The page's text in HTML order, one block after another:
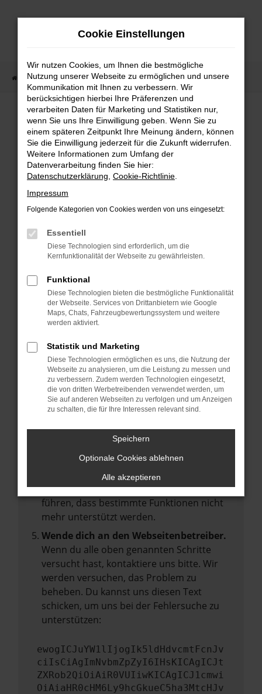
Zum
Startseite Fahrzeugangebote Fahrzeugmarkt
Fahrzeugmarkt
Fehler: Network Error
Beim Laden ist ein Fehler aufgetreten.
Hier sind ein paar Tipps, die dir helfen können:
Überprüfe deine Firewall und deine
Internetverbindung.
deine Suchmaschine?
Prüfe deine Browsererweiterungen.
Manche Erweiterungen, wie Werbeblocker,
können das Laden bestimmter Seiten
anderen Browser oder in einem privaten
Fenster?
Starte dein Gerät neu.
Das kann manchmal helfen,
vorübergehende Probleme zu beheben.
Stelle sicher, dass dein Browser und dein
Betriebssystem auf dem neuesten Stand
Veraltete Software birgt nicht nur ein
Sicherheitsrisiko, sondern kann auch dazu
führen, dass bestimmte Funktionen nicht
mehr unterstützt werden.
Wende dich an den Webseitenbetreiber.
Wenn du alle oben genannten Schritte
versucht hast, kontaktiere uns bitte. Wir
werden versuchen, das Problem zu
beheben. Du kannst uns diesen Text
schicken, um uns bei der Fehlersuche zu
unterstützen:
ewogICJuYW1lIjogIk5ldHdvcmtFcnJv
ciIsCiAgImNvbmZpZyI6IHsKICAgICJt
ZXRob2QiOiAiR0VUIiwKICAgICJ1cmwi
OiAiaHR0cHM6Ly9hcGkueC5ha3MtcHJv
Cookie Einstellungen
Wir nutzen Cookies, um Ihnen die bestmögliche
Nutzung unserer Webseite zu ermöglichen und unsere
Kommunikation mit Ihnen zu verbessern. Wir
berücksichtigen hierbei Ihre Präferenzen und
verarbeiten Daten für Marketing und Statistiken nur,
wenn Sie uns Ihre Einwilligung geben. Wenn Sie zu
einem späteren Zeitpunkt Ihre Meinung ändern, können
Sie die Einwilligung jederzeit für die Zukunft widerrufen.
Weitere Informationen zum Umfang der
Datenverarbeitung finden Sie hier:
Datenschutzerklärung Cookie-Richtlinie
Impressum
Folgende Kategorien von Cookies werden von uns eingesetzt:
Essentiell
Diese Technologien sind erforderlich, um die
Kernfunktionalität der Webseite zu gewährleisten.
Funktional
Diese Technologien bieten die bestmögliche Funktionalität
der Webseite. Services von Drittanbietern wie Google
Maps, Chats, Fahrzeugbewertungssystem und weitere
werden aktiviert.
Statistik und Marketing
Diese Technologien ermöglichen es uns, die Nutzung der
Webseite zu analysieren, um die Leistung zu messen und
zu verbessern. Zudem werden Technologien eingesetzt,
die von dritten Werbetreibenden verwendet werden, um
Sie auf anderen Webseiten zu verfolgen und um Anzeigen
zu schalten, die für Ihre Interessen relevant sind.
Speichern
Optionale Cookies ablehnen
Alle akzeptieren